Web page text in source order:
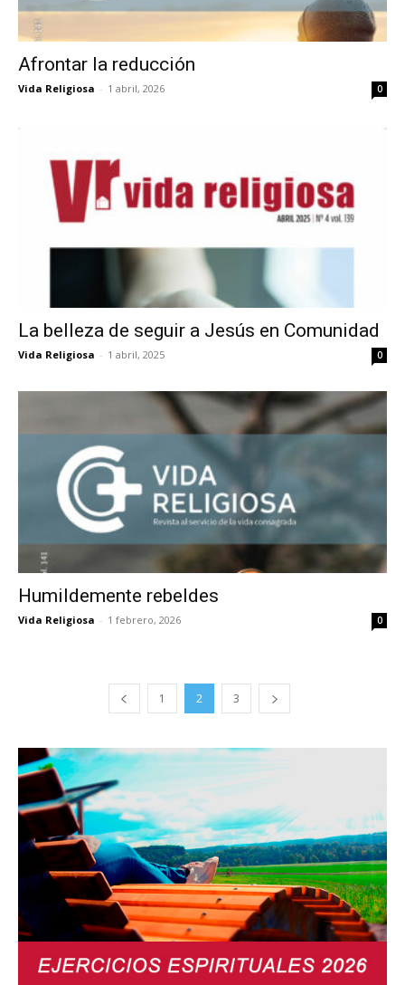
Afrontar la reducción
Vida Religiosa - 1 abril, 2026 0
La belleza de seguir a Jesús en Comunidad
Vida Religiosa - 1 abril, 2025 0
Humildemente rebeldes
Vida Religiosa - 1 febrero, 2026 0
1 2 3